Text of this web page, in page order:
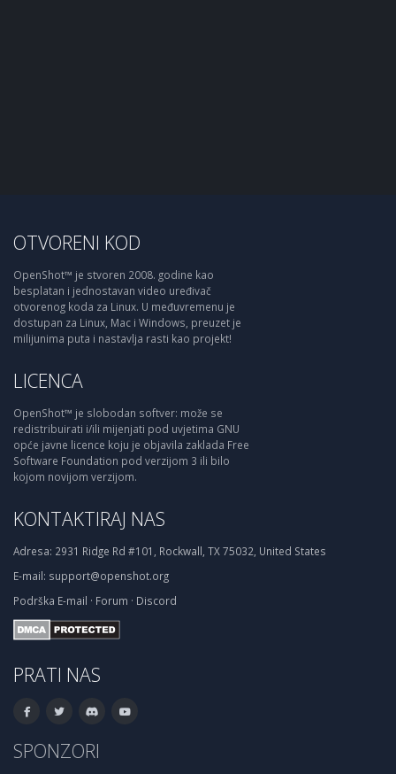
OTVORENI KOD
OpenShot™ je stvoren 2008. godine kao
besplatan i jednostavan video uređivač
otvorenog koda za Linux. U međuvremenu je
dostupan za Linux, Mac i Windows, preuzet je
milijunima puta i nastavlja rasti kao projekt!
LICENCA
OpenShot™ je slobodan softver: može se
redistribuirati i/ili mijenjati pod uvjetima GNU
opće javne licence koju je objavila zaklada Free
Software Foundation pod verzijom 3 ili bilo
kojom novijom verzijom.
KONTAKTIRAJ NAS
Adresa: 2931 Ridge Rd #101, Rockwall, TX 75032, United States
E-mail: support@openshot.org
Podrška E-mail · Forum · Discord
PRATI NAS
SPONZORI